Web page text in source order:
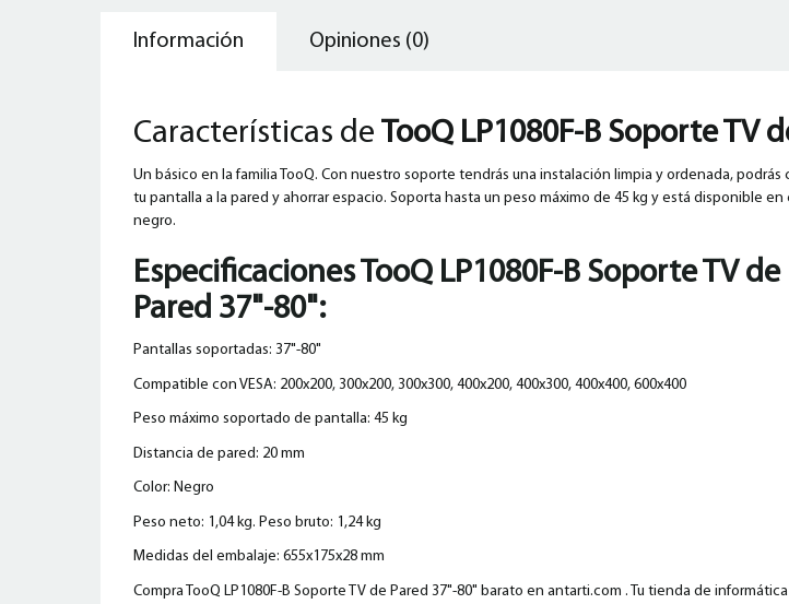
Información Opiniones (0)
Características de TooQ LP1080F-B Soporte TV
Un básico en la familia TooQ. Con nuestro soporte tendrás una instalación limpia y ordenada, podrás
tu pantalla a la pared y ahorrar espacio. Soporta hasta un peso máximo de 45 kg y está disponible en
negro.
EspecificacionesTooQ LP1080F-B Soporte TV de
Pared 37"-80":
Pantallas soportadas: 37"-80"
Compatible con VESA: 200x200, 300x200, 300x300, 400x200, 400x300, 400x400, 600x400
Peso máximo soportado de pantalla: 45 kg
Distancia de pared: 20 mm
Color: Negro
Peso neto: 1,04 kg. Peso bruto: 1,24 kg
Medidas del embalaje: 655x175x28 mm
Compra TooQ LP1080F-B Soporte TV de Pared 37"-80" barato en antarti.com . Tu tienda de informática